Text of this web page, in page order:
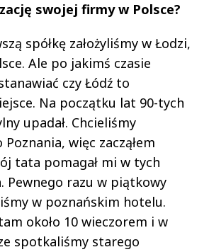
swojej firmy w Polsce?
spółkę założyliśmy w Łodzi,
Ale po jakimś czasie
czy Łódź to
Na początku lat 90-tych
upadał. Chcieliśmy
więc zacząłem
tata pomagał mi w tych
Pewnego razu w piątkowy
w poznańskim hotelu.
około 10 wieczorem i w
spotkaliśmy starego